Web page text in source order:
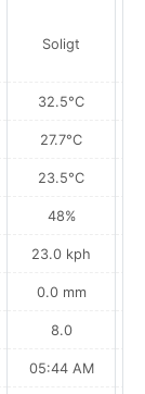
Soligt
32.5°C
27.7°C
23.5°C
48%
23.0 kph
0.0 mm
8.0
05:44 AM